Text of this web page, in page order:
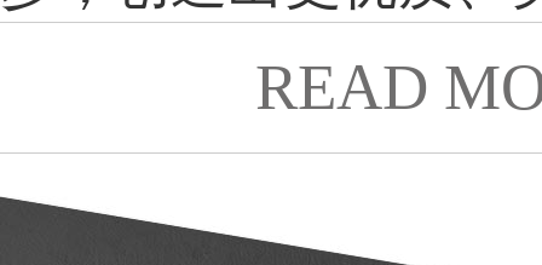
READ